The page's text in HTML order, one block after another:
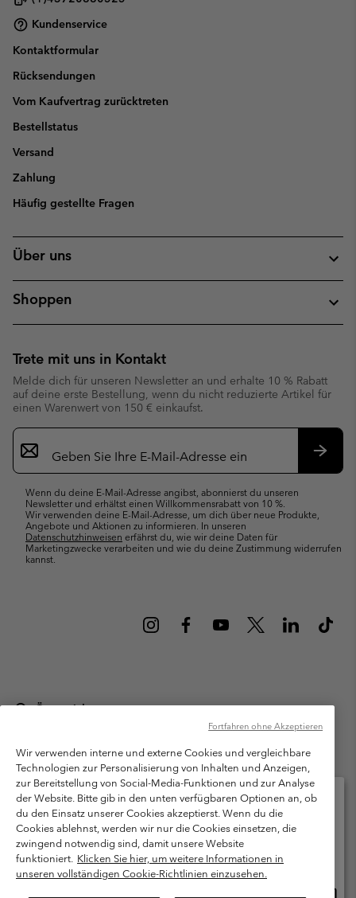
Kundenservice
Kontaktformular
Rücksendungen
Vom Kaufvertrag zurücktreten
Bestellstatus
Versand
Zahlung
Häufig gestellte Fragen
Über uns
Shoppen
Trete mit uns in Kontakt
Melde dich für unseren Newsletter an und erhalte 10 % Rabatt
auf deine erste Bestellung, wenn du nicht reduzierte Artikel für
einen Warenwert von 150 € einkaufst.
Newsletter-
Anmeldung
Wenn du deine E-Mail-Adresse angibst, abonnierst du unseren
Newsletter und erhältst einen Willkommensrabatt von 10 %.
Wir verwenden deine E-Mail-Adresse, um dich über neue Produkte,
Angebote und Aktionen zu informieren. In unseren
Datenschutzhinweisen erfährst du, wie wir deine Daten für
Marketingzwecke verarbeiten und wie du deine Zustimmung widerrufen
kannst.
Österreich
Columbia Sportswear Austria GmbH. Moosfeldstraße 1, 5101
Bergheim, Salzburg Österreich. Alle Rechte vorbehalten.
Nutzungsbedingungen
Allgemeine Verkaufsbedingungen
Garantie
Datenschutzerklärung
Bestimmungen und Bedingungen des Mitglieder Programms
Nutzungsbedingungen Für Nutzergenerierte Inhalte
Cookies
Wir verwenden interne und externe Cookies und vergleichbare
Technologien zur Personalisierung von Inhalten und Anzeigen,
zur Bereitstellung von Social-Media-Funktionen und zur Analyse
der Website. Bitte gib in den unten verfügbaren Optionen an, ob
du den Einsatz unserer Cookies akzeptierst. Wenn du die
Cookies ablehnst, werden wir nur die Cookies einsetzen, die
zwingend notwendig sind, damit unsere Website
funktioniert. Klicken Sie hier, um weitere Informationen in
unseren vollständigen Cookie-Richtlinien einzusehen.
Fortfahren ohne Akzeptieren
Bitte wählen Sie Ihr Lieferland und Ihre Sprache
Online-Einkauf verfügbar